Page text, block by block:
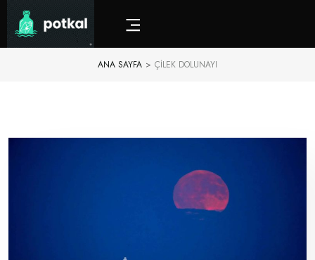
ANA SAYFA > ÇILEK DOLUNAYI